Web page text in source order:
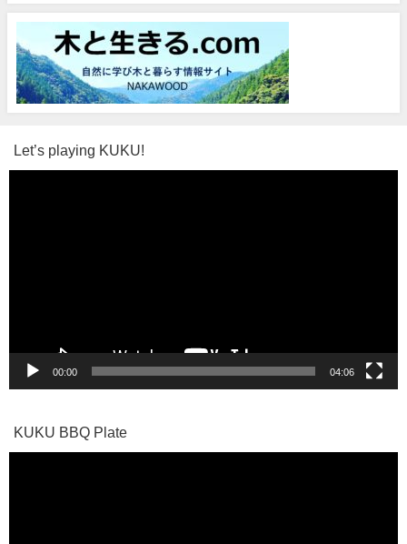
Let’s playing KUKU!
00:00 04:06
KUKU BBQ Plate